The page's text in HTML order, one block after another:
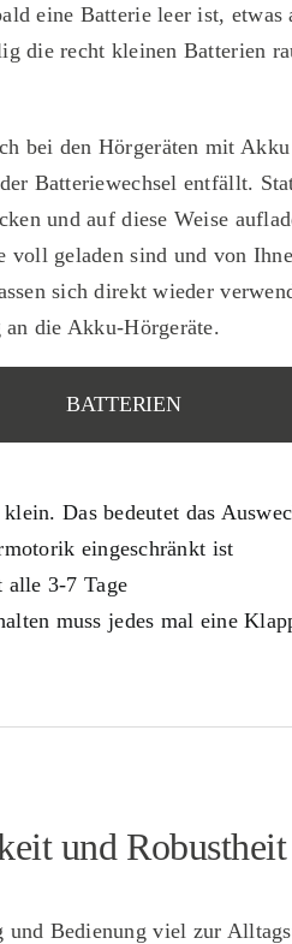
eine Batterie leer ist,
die recht kleinen Batterien
bei den Hör­geräten mit
Batterie­wechsel entfällt.
und auf diese Weise
voll geladen sind und von
sich direkt wieder
die Akku-Hörgeräte.
BATTERIEN
Das bedeutet das
eingeschränkt ist
alle 3-7 Tage
muss jedes mal eine
und Robustheit
und Bedienung viel zur